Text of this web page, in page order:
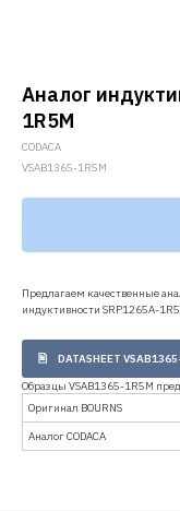
Аналог
1R5M
CODACA
VSAB1365-1R5M
Предлагаем качественные
индуктивности SRP1265A-
DATASHEET
Образцы VSAB1365-1R5M
Оригинал BOURNS
Аналог CODACA